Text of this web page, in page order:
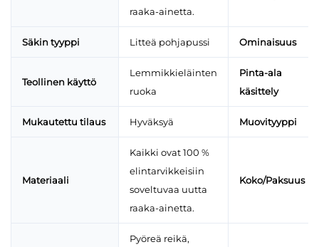
raaka-ainetta.
Säkin tyyppi Litteä pohjapussi Ominaisuus
Teollinen käyttö
Lemmikkieläinten
ruoka
Pinta-ala
käsittely
Mukautettu tilaus Hyväksyä Muovityyppi
Materiaali
Kaikki ovat 100 %
elintarvikkeisiin
soveltuvaa uutta
raaka-ainetta.
Koko/Paksuus
Pyöreä reikä,